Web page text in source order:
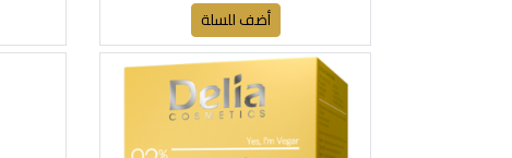
أضف للسلة